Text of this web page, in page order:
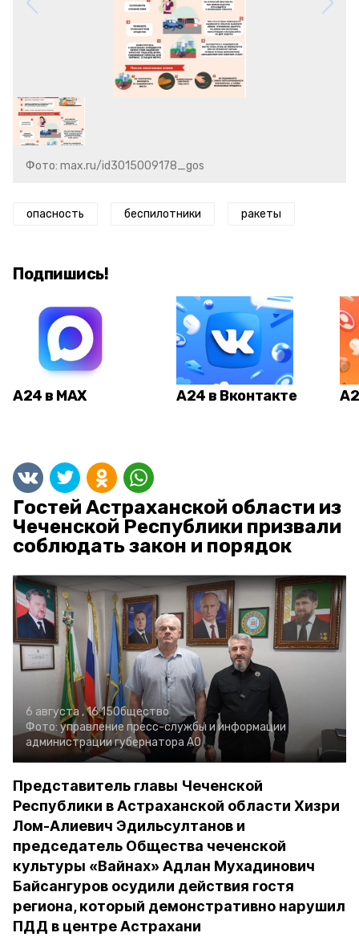
Фото: max.ru/id3015009178_gos
опасность беспилотники ракеты
Подпишись!
А24 в MAX А24 в Вконтакте
Гостей Астраханской области из
Чеченской Республики призвали
соблюдать закон и порядок
6 августа , 16:15Общество
Фото: управление пресс-службы и информации
администрации губернатора АО
Представитель главы Чеченской
Республики в Астраханской области Хизри
Лом-Алиевич Эдильсултанов и
председатель Общества чеченской
культуры «Вайнах» Адлан Мухадинович
Байсангуров осудили действия гостя
региона, который демонстративно нарушил
ПДД в центре Астрахани